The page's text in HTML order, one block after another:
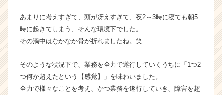
就
活
サ
ト
チ
あまりに考えすぎて、頭が冴えすぎて、夜2～3時に寝ても朝5
時に起きてしまう、そんな環境下でした。
その渦中はなかなか骨が折れましたね。笑
そのような状況下で、業務を全力で遂行していくうちに「1つ2
つ何か超えたという【感覚】」を味わいました。
全力で様々なことを考え、かつ業務を遂行していき、障害を超